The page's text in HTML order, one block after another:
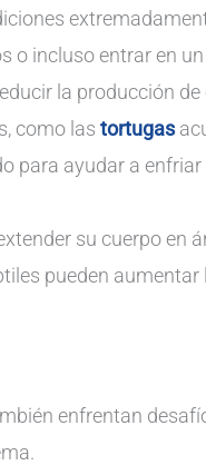
o incluso entrar en
la producción
como las tortugas
para ayudar a
su cuerpo en
pueden
enfrentan